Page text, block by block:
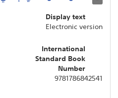
Display text
Electronic version
International
Standard Book
Number
9781786842541